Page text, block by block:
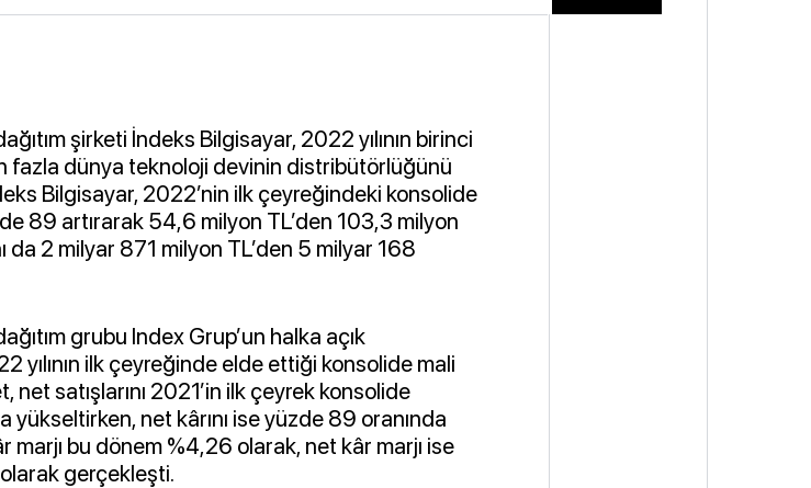
şirketi İndeks Bilgisayar, 2022 yılının birinci
fazla dünya teknoloji devinin distribütörlüğünü
Bilgisayar, 2022’nin ilk çeyreğindeki konsolide
89 artırarak 54,6 milyon TL’den 103,3 milyon
da 2 milyar 871 milyon TL’den 5 milyar 168
grubu Index Grup’un halka açık
yılının ilk çeyreğinde elde ettiği konsolide mali
net satışlarını 2021’in ilk çeyrek konsolide
yükseltirken, net kârını ise yüzde 89 oranında
marjı bu dönem %4,26 olarak, net kâr marjı ise
gerçekleşti.